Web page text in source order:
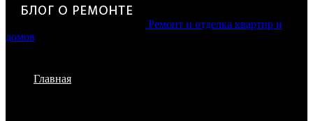
Ремонт и отделка квартир и
домов
Главная